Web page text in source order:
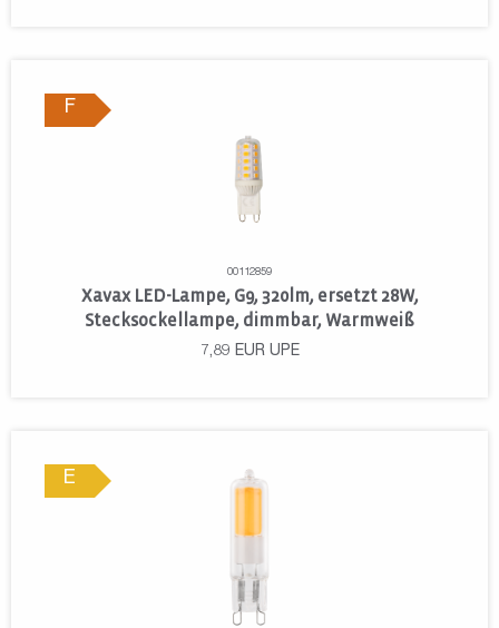
F
00112859
Xavax LED-Lampe, G9, 320lm, ersetzt 28W,
Stecksockellampe, dimmbar, Warmweiß
7,89 EUR UPE
E